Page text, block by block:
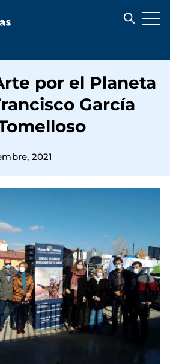
por el Planeta
García
2021